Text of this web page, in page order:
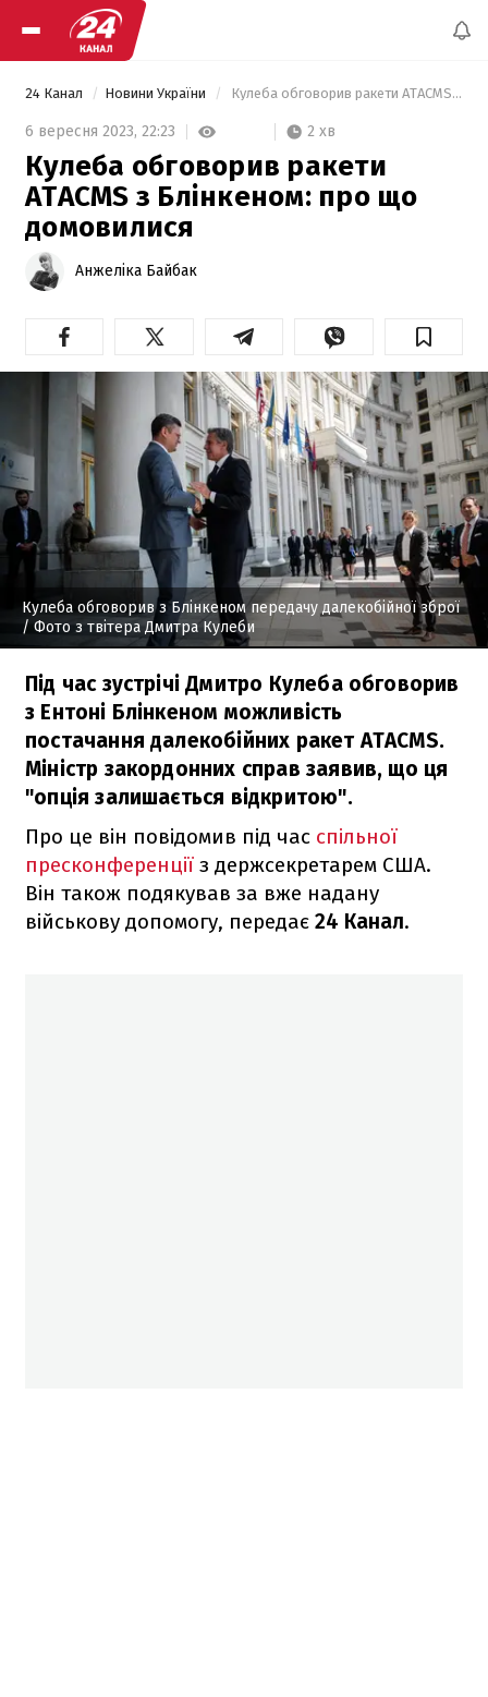
24 Канал Новини України Кулеба обговорив ракети ATACMS з Блінкеном: про що домовилися
6 вересня 2023, 22:23 2 хв
Кулеба обговорив ракети
ATACMS з Блінкеном: про що
домовилися
Анжеліка Байбак
Кулеба обговорив з Блінкеном передачу далекобійної зброї
/ Фото з твітера Дмитра Кулеби
Під час зустрічі Дмитро Кулеба обговорив
з Ентоні Блінкеном можливість
постачання далекобійних ракет ATACMS.
Міністр закордонних справ заявив, що ця
"опція залишається відкритою".
Про це він повідомив під час спільної
пресконференції з держсекретарем США.
Він також подякував за вже надану
військову допомогу, передає 24 Канал.